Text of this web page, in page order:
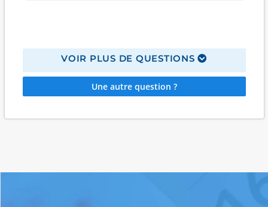
VOIR PLUS DE QUESTIONS
Une autre question ?